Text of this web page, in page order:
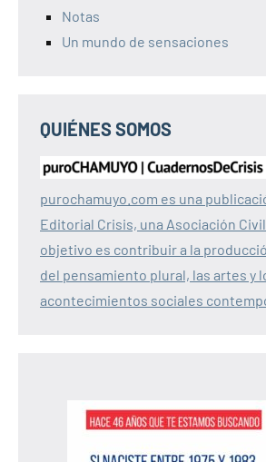
Notas
Un mundo de sensaciones
QUIÉNES SOMOS
purochamuyo.com es una
Editorial Crisis, una Asociación
objetivo es contribuir a la
del pensamiento plural, las artes y
acontecimientos sociales